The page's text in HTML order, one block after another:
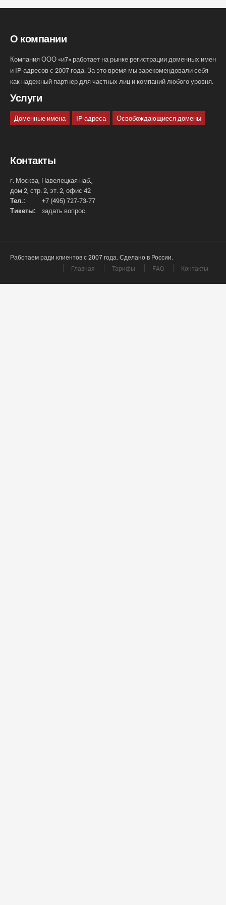
О компании
Компания ООО «и7» работает на рынке регистрации доменных имен
и IP-адресов с 2007 года. За это время мы зарекомендовали себя
как надежный партнер для частных лиц и компаний любого уровня.
Услуги
Доменные имена IP-адреса Освобождающиеся домены
Контакты
г. Москва, Павелецкая наб.,
дом 2, стр. 2, эт. 2, офис 42
Тел.:
+7 (495) 727-73-77
Тикеты:
задать вопрос
Работаем ради клиентов с 2007 года. Сделано в России.
Главная
Тарифы FAQ Контакты